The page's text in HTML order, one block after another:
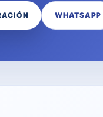
WHATSAPP